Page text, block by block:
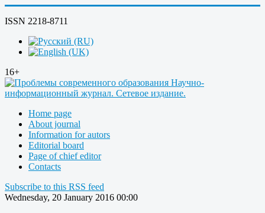
ISSN 2218-8711
16+
Home page
About journal
Information for autors
Editorial board
Page of chief editor
Contacts
Subscribe to this RSS feed
Wednesday, 20 January 2016 00:00